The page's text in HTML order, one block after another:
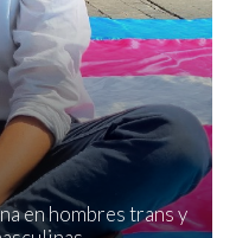
en hombres trans y